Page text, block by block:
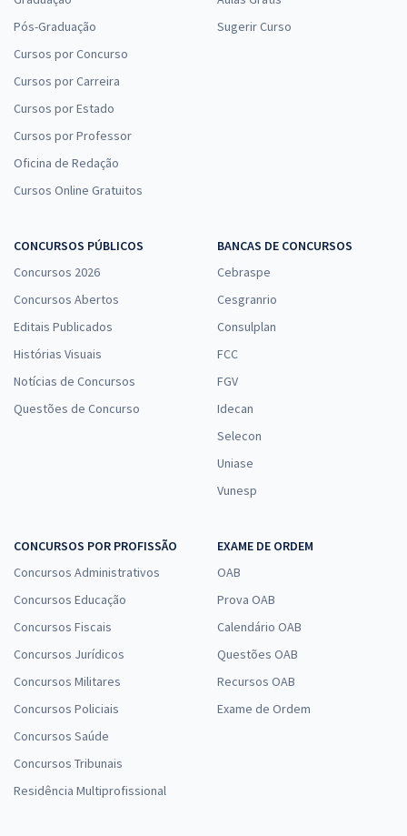
Pós-Graduação
Cursos por Concurso
Cursos por Carreira
Cursos por Estado
Cursos por Professor
Oficina de Redação
Cursos Online Gratuitos
Sugerir Curso
CONCURSOS PÚBLICOS
Concursos 2026
Concursos Abertos
Editais Publicados
Histórias Visuais
Notícias de Concursos
Questões de Concurso
BANCAS DE CONCURSOS
Cebraspe
Cesgranrio
Consulplan
FCC
FGV
Idecan
Selecon
Uniase
Vunesp
CONCURSOS POR PROFISSÃO
Concursos Administrativos
Concursos Educação
Concursos Fiscais
Concursos Jurídicos
Concursos Militares
Concursos Policiais
Concursos Saúde
Concursos Tribunais
Residência Multiprofissional
EXAME DE ORDEM
OAB
Prova OAB
Calendário OAB
Questões OAB
Recursos OAB
Exame de Ordem